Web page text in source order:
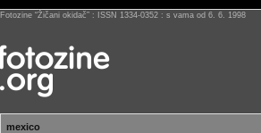
Fotozine “Žičani okidač” : ISSN 1334-0352 : s vama od 6. 6. 1998
mexico